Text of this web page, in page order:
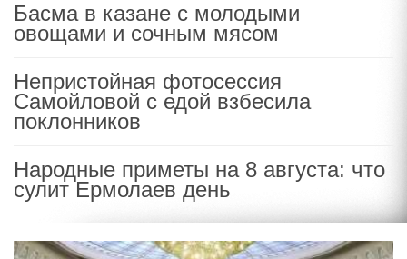
Басма в казане с молодыми
овощами и сочным мясом
Непристойная фотосессия
Самойловой с едой взбесила
поклонников
Народные приметы на 8 августа: что
сулит Ермолаев день